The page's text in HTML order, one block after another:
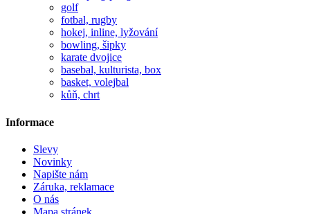
golf
fotbal, rugby
hokej, inline, lyžování
bowling, šipky
karate dvojice
basebal, kulturista, box
basket, volejbal
kůň, chrt
Informace
Slevy
Novinky
Napište nám
Záruka, reklamace
O nás
Mapa stránek